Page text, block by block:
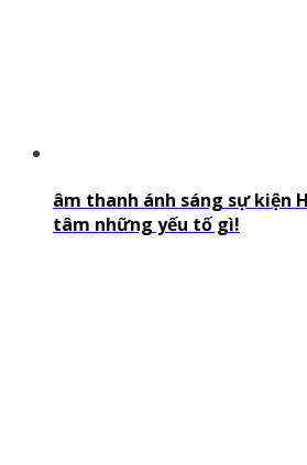
âm thanh ánh sáng sự kiện
tâm những yếu tố gì!